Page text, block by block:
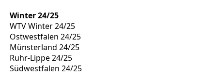
Winter 24/25
WTV Winter 24/25
Ostwestfalen 24/25
Münsterland 24/25
Ruhr-Lippe 24/25
Südwestfalen 24/25